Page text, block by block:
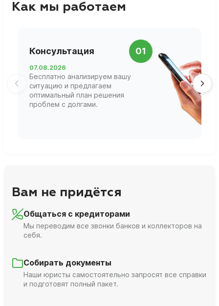
Как мы работаем
Консультация 01
07.08.2026
Бесплатно анализируем вашу
ситуацию и предлагаем
оптимальный план решения
проблем с долгами.
Вам не придётся
Общаться с кредиторами
Мы переводим все звонки банков и коллекторов на
себя.
Собирать документы
Наши юристы самостоятельно запросят все справки
и подготовят полный пакет.